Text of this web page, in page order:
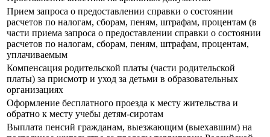
Прием запроса о предоставлении справки о состоянии
расчетов по налогам, сборам, пеням, штрафам, процентам (в
части приема запроса о предоставлении справки о состоянии
расчетов по налогам, сборам, пеням, штрафам, процентам,
уплачиваемым
Компенсация родительской платы (части родительской
платы) за присмотр и уход за детьми в образовательных
организациях
Оформление бесплатного проезда к месту жительства и
обратно к месту учебы детям-сиротам
Выплата пенсий гражданам, выезжающим (выехавшим) на